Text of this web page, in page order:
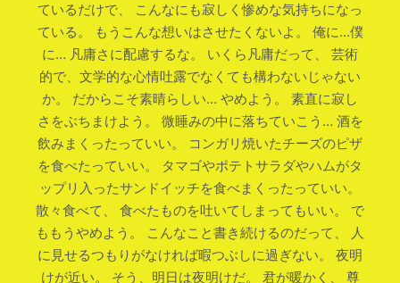
ているだけで、 こんなにも寂しく惨めな気持ちになっ
ている。 もうこんな想いはさせたくないよ。 俺に…僕
に… 凡庸さに配慮するな。 いくら凡庸だって、 芸術
的で、文学的な心情吐露でなくても構わないじゃない
か。 だからこそ素晴らしい… やめよう。 素直に寂し
さをぶちまけよう。 微睡みの中に落ちていこう… 酒を
飲みまくったっていい。 コンガリ焼いたチーズのピザ
を食べたっていい。 タマゴやポテトサラダやハムがタ
ップリ入ったサンドイッチを食べまくったっていい。
散々食べて、 食べたものを吐いてしまってもいい。 で
ももうやめよう。 こんなこと書き続けるのだって、 人
に見せるつもりがなければ暇つぶしに過ぎない。 夜明
けが近い。 そう、明日は夜明けだ。 君が暖かく、 尊